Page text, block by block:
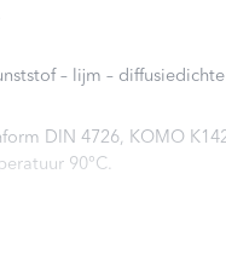
– lijm –
DIN 4726, KOMO
90°C.